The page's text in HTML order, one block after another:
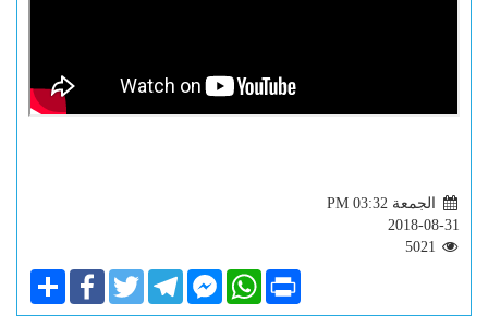
الجمعة PM 03:32
2018-08-31
ShareFacebookTwitterTelegramFacebook
Messenger
WhatsApp Print